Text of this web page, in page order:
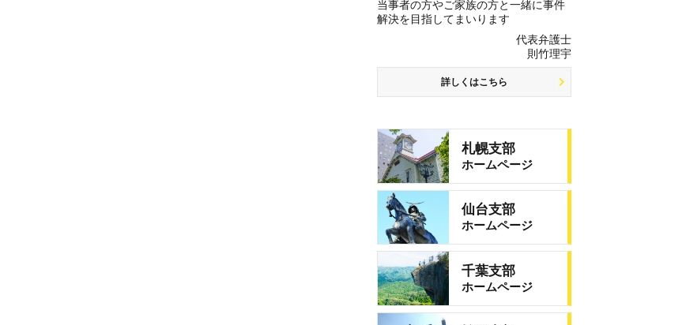
当事者の方やご家族の方と一緒に事件
解決を目指してまいります
代表弁護士
則竹理宇
詳しくはこちら
札幌支部
ホームページ
仙台支部
ホームページ
千葉支部
ホームページ